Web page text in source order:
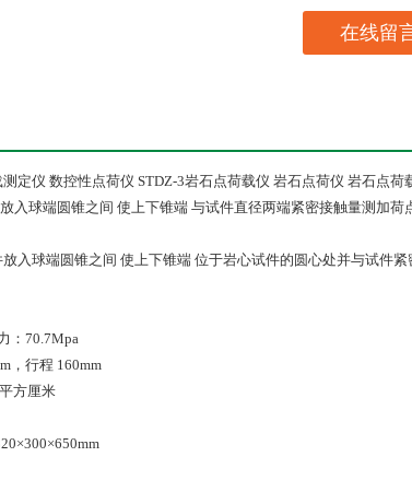
在线留
定仪 数控性点荷仪 STDZ-3岩石点荷载仪 岩石点荷仪 岩石点荷
入球端圆锥之间 使上下锥端 与试件直径两端紧密接触量测加
入球端圆锥之间 使上下锥端 位于岩心试件的圆心处并与试件
：70.7Mpa
，行程 160mm
方厘米